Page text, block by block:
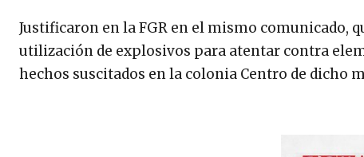
Justificaron en la FGR en el mismo comunicado,
utilización de explosivos para atentar contra
hechos suscitados en la colonia Centro de dicho